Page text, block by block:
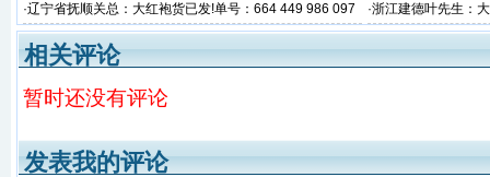
·辽宁省抚顺关总：大红袍货已发!单号：664 449 986 097 ·浙江建德叶先生：
相关评论
暂时还没有评论
发表我的评论